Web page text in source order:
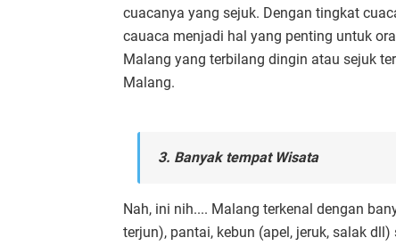
cuacanya yang sejuk. Dengan tingkat
cauaca menjadi hal yang penting untuk
Malang yang terbilang dingin atau sejuk
Malang.
3. Banyak tempat Wisata
Nah, ini nih.... Malang terkenal dengan
terjun), pantai, kebun (apel, jeruk, salak